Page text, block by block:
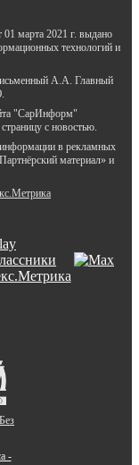
марта 2021 г. выдано
технологий и
А.А. Главный
"СарИнформ"
с новостью.
информации в рекламных
материал» и
-